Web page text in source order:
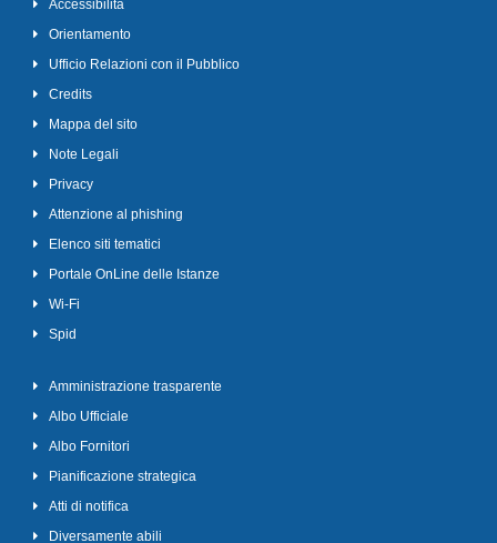
Accessibilità
Orientamento
Ufficio Relazioni con il Pubblico
Credits
Mappa del sito
Note Legali
Privacy
Attenzione al phishing
Elenco siti tematici
Portale OnLine delle Istanze
Wi-Fi
Spid
Amministrazione trasparente
Albo Ufficiale
Albo Fornitori
Pianificazione strategica
Atti di notifica
Diversamente abili